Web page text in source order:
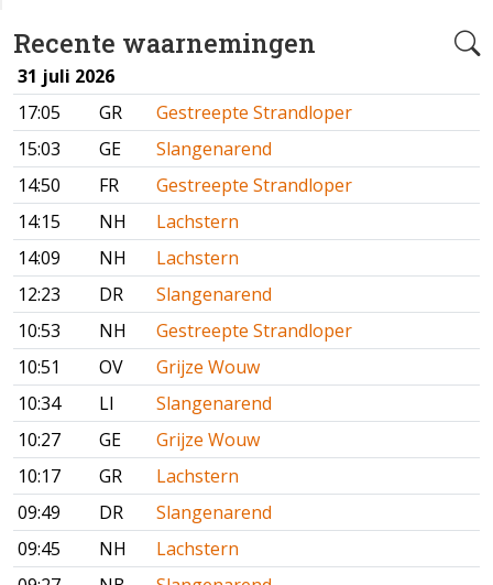
Recente waarnemingen
31 juli 2026
17:05
GR
Gestreepte Strandloper
15:03
GE
Slangenarend
14:50
FR
Gestreepte Strandloper
14:15
NH
Lachstern
14:09
NH
Lachstern
12:23
DR
Slangenarend
10:53
NH
Gestreepte Strandloper
10:51
OV
Grijze Wouw
10:34
LI
Slangenarend
10:27
GE
Grijze Wouw
10:17
GR
Lachstern
09:49
DR
Slangenarend
09:45
NH
Lachstern